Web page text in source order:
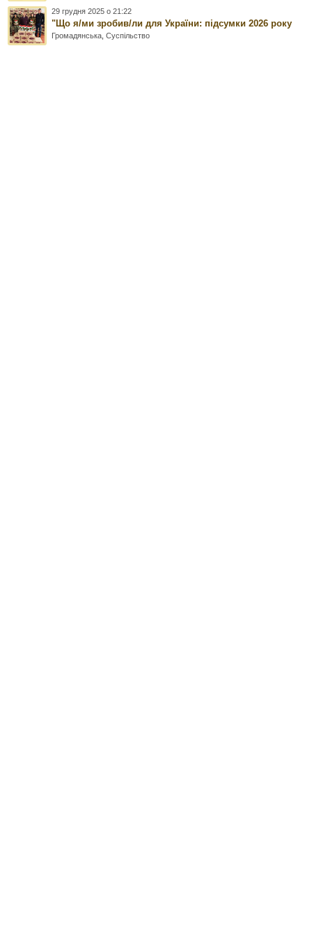
29 грудня 2025 о 21:22
"Що я/ми зробив/ли для України: підсумки 2026 року
Громадянська ,Суспільство